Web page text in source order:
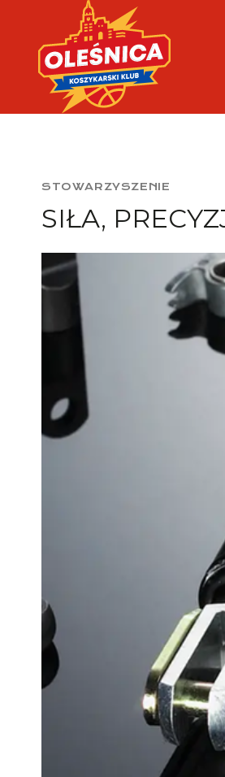
treści
STOWARZYSZENIE
SIŁA,